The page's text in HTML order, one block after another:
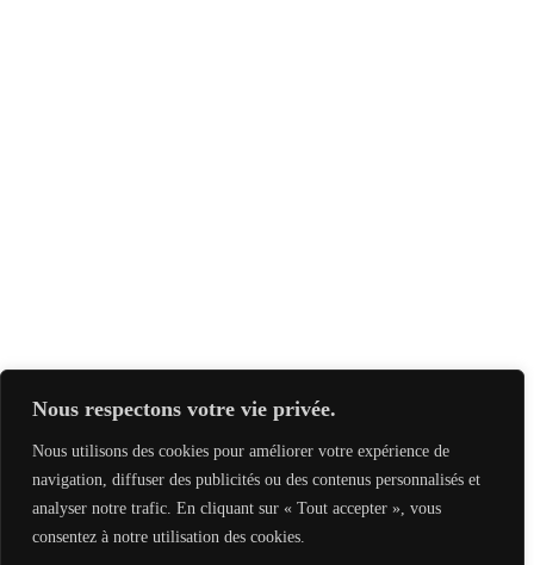
Nous respectons votre vie privée.
Nous utilisons des cookies pour améliorer votre expérience de
navigation, diffuser des publicités ou des contenus personnalisés et
analyser notre trafic. En cliquant sur « Tout accepter », vous
consentez à notre utilisation des cookies.